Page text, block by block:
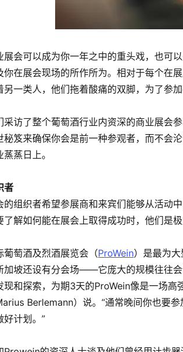
展会可以成为你一年之中的重头戏，也可
你在展会现场的所作所为。相对于每个在
另一类人，他们拖着酸痛的双脚，为了参
采访了整个葡萄酒行业内资深的商业展
秘笈来确保你会是前一种参观者，而不会
蒸蒸日上。
者
的组织者希望参展商和来宾们能够从活动
了解如何能在展会上取得成功时，他们是极
葡萄酒及烈酒展览会（ProWein）是最为
加坡还设有分会场——它庞大的规模往往
现和探索，为期3天的ProWein像是一场高
Berlemann）说。“通常晚间你也要
好计划。”